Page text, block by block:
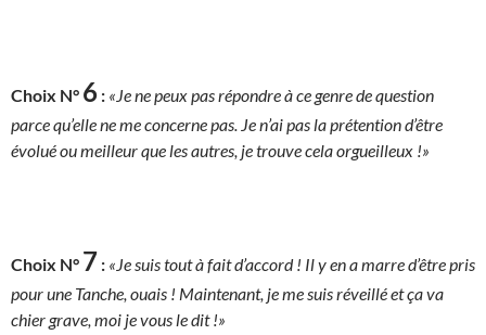
Choix N° 6 : «Je ne peux pas répondre à ce genre de question
parce qu’elle ne me concerne pas. Je n’ai pas la prétention d’être
évolué ou meilleur que les autres, je trouve cela orgueilleux !»
Choix N° 7 : «Je suis tout à fait d’accord ! Il y en a marre d’être pris
pour une Tanche, ouais ! Maintenant, je me suis réveillé et ça va
chier grave, moi je vous le dit !»